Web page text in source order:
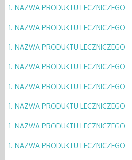
1. NAZWA PRODUKTU LECZNICZEGO
1. NAZWA PRODUKTU LECZNICZEGO
1. NAZWA PRODUKTU LECZNICZEGO
1. NAZWA PRODUKTU LECZNICZEGO
1. NAZWA PRODUKTU LECZNICZEGO
1. NAZWA PRODUKTU LECZNICZEGO
1. NAZWA PRODUKTU LECZNICZEGO
1. NAZWA PRODUKTU LECZNICZEGO